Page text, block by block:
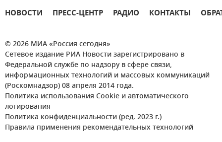
НОВОСТИ ПРЕСС-ЦЕНТР РАДИО КОНТАКТЫ
© 2026 МИА «Россия сегодня»
Сетевое издание РИА Новости зарегистрировано в
Федеральной службе по надзору в сфере связи,
информационных технологий и массовых коммуникаций
(Роскомнадзор) 08 апреля 2014 года.
Политика использования Cookie и автоматического
логирования
Политика конфиденциальности (ред. 2023 г.)
Правила применения рекомендательных технологий